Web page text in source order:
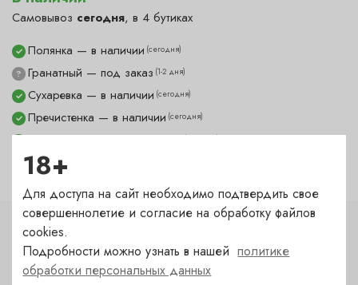
Самовывоз сегодня, в 4 бутиках
? Гранатный — под заказ (1-2 дня)
✓ Полянка — в наличии (сегодня)
✓ Пречистенка — в наличии (сегодня)
Садовническая — в наличии(сегодня)
✓ Сухаревка — в наличии (сегодня)
Характеристики
Цвет
18+
Для доступа на сайт необходимо подтвердить свое
совершеннолетие и согласие на обработку файлов
cookies.
Подробности можно узнать в нашейполитике
обработки персональных данных